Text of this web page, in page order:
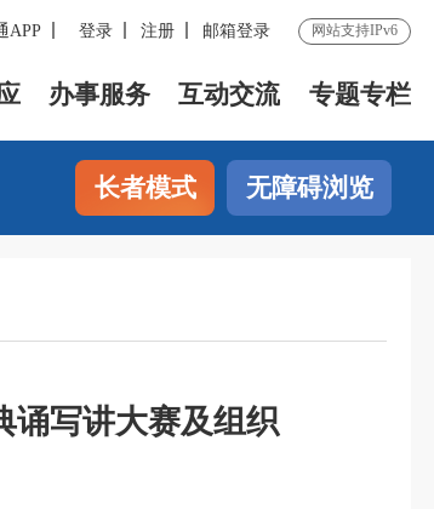
APP 登录 注册 邮箱登录 网站支持IPv6
办事服务 互动交流 专题专栏
长者模式 无障碍浏览
诵写讲大赛及组织